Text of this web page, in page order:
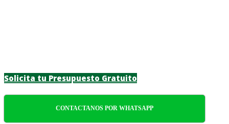
Solicita tu Presupuesto Gratuito
CONTACTANOS POR WHATSAPP